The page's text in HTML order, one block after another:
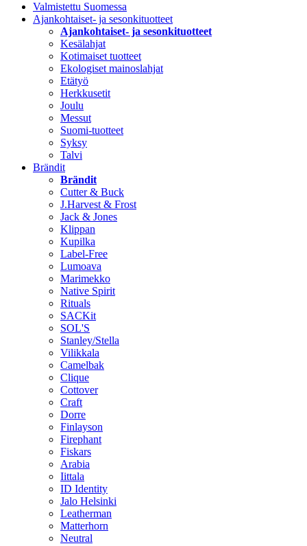
Valmistettu Suomessa
Ajankohtaiset- ja sesonkituotteet
Ajankohtaiset- ja sesonkituotteet
Kesälahjat
Kotimaiset tuotteet
Ekologiset mainoslahjat
Etätyö
Herkkusetit
Joulu
Messut
Suomi-tuotteet
Syksy
Talvi
Brändit
Brändit
Cutter & Buck
J.Harvest & Frost
Jack & Jones
Klippan
Kupilka
Label-Free
Lumoava
Marimekko
Native Spirit
Rituals
SACKit
SOL'S
Stanley/Stella
Vilikkala
Camelbak
Clique
Cottover
Craft
Dorre
Finlayson
Firephant
Fiskars
Arabia
Iittala
ID Identity
Jalo Helsinki
Leatherman
Matterhorn
Neutral